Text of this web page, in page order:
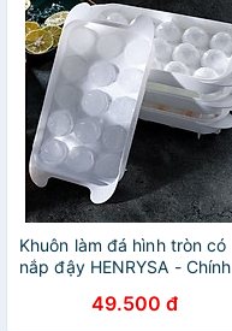
Khuôn làm đá hình tròn có
nắp đậy HENRYSA - Chính
49.500 đ